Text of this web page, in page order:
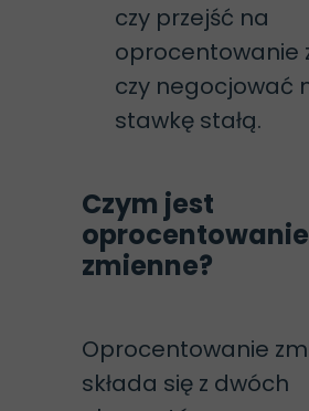
czy przejść na
oprocentowanie
czy negocjować
stawkę stałą.
Czym jest
oprocentowanie
zmienne?
Oprocentowanie
składa się z dwóch